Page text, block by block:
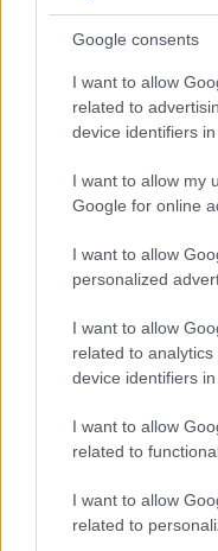
Google consents
I want to allow
related to
device identifiers in
I want to allow my
Google for online
I want to allow
personalized
I want to allow
related to
device identifiers in
I want to allow
related to
I want to allow
related to
Continua a